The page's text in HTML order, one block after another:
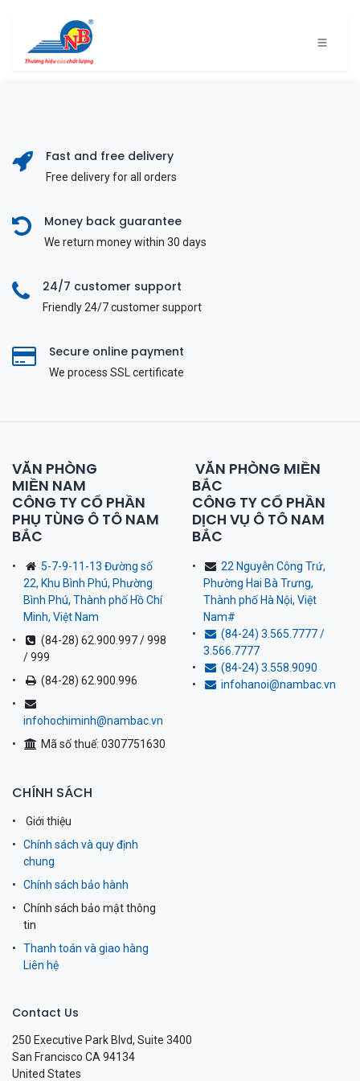
Fast and free delivery
Free delivery for all orders
Money back guarantee
We return money within 30 days
24/7 customer support
Friendly 24/7 customer support
Secure online payment
We process SSL сertificate
VĂN PHÒNG
MIỀN NAM
CÔNG TY CỔ PHẦN
PHỤ TÙNG Ô TÔ NAM
BẮC
5-7-9-11-13 Đường số
22, Khu Bình Phú, Phường
Bình Phú, Thành phố Hồ Chí
Minh, Việt Nam
(84-28) 62.900.997 / 998
/ 999
(84-28) 62.900.996
infohochiminh@nambac.vn
Mã số thuế: 0307751630
VĂN PHÒNG MIỀN
BẮC
CÔNG TY CỔ PHẦN
DỊCH VỤ Ô TÔ NAM
BẮC
22 Nguyễn Công Trứ,
Phường Hai Bà Trưng,
Thành phố Hà Nội, Việt
Nam#
(84-24) 3.565.7777 /
3.566.7777
(84-24) 3.558.9090
infohanoi@nambac.vn
CHÍNH SÁCH
Giới thiệu
Chính sách và quy định
chung
Chính sách bảo hành
Chính sách bảo mật thông
tin
Thanh toán và giao hàng
Liên hệ
Contact Us
250 Executive Park Blvd, Suite 3400
San Francisco CA 94134
United States